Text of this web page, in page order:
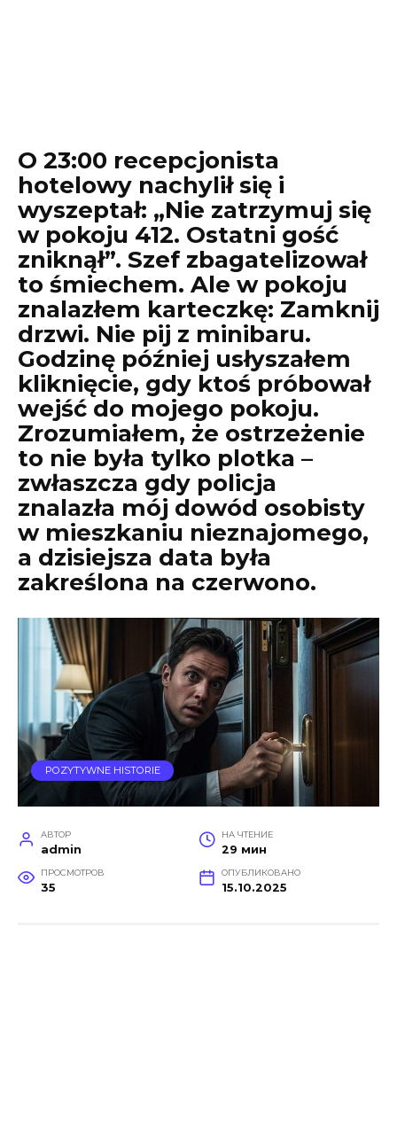
O 23:00 recepcjonista
hotelowy nachylił się i
wyszeptał: „Nie zatrzymuj się
w pokoju 412. Ostatni gość
zniknął”. Szef zbagatelizował
to śmiechem. Ale w pokoju
znalazłem karteczkę: Zamknij
drzwi. Nie pij z minibaru.
Godzinę później usłyszałem
kliknięcie, gdy ktoś próbował
wejść do mojego pokoju.
Zrozumiałem, że ostrzeżenie
to nie była tylko plotka –
zwłaszcza gdy policja
znalazła mój dowód osobisty
w mieszkaniu nieznajomego,
a dzisiejsza data była
zakreślona na czerwono.
POZYTYWNE HISTORIE
АВТОР
admin
НА ЧТЕНИЕ
29 мин
ПРОСМОТРОВ
35
ОПУБЛИКОВАНО
15.10.2025